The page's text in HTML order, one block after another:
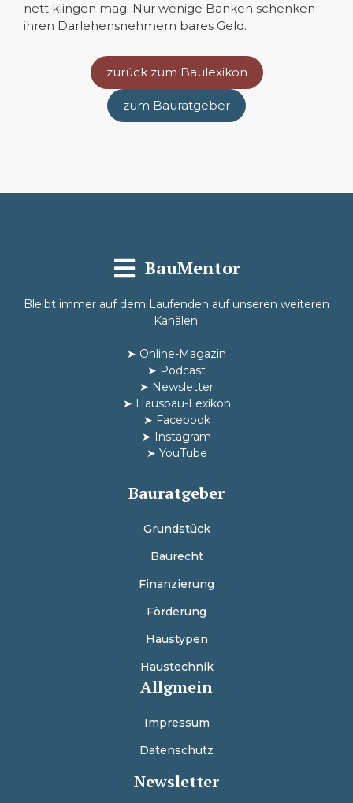
nett klingen mag: Nur wenige Banken schenken
ihren Darlehensnehmern bares Geld.
zurück zum Baulexikon
zum Bauratgeber
BauMentor
Bleibt immer auf dem Laufenden auf unseren weiteren
Kanälen:
➤ Online-Magazin
➤ Podcast
➤ Newsletter
➤ Hausbau-Lexikon
➤ Facebook
➤ Instagram
➤ YouTube
Bauratgeber
Grundstück
Baurecht
Finanzierung
Förderung
Haustypen
Haustechnik
Allgmein
Impressum
Datenschutz
Newsletter